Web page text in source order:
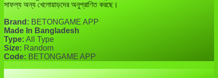
সাফল্য অন্য খেলোয়াড়দের অনুপ্রাণিত করছে।
Brand: BETONGAME APP
Made In Bangladesh
Type: All Type
Size: Random
Code: BETONGAME APP